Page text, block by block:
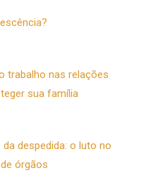
trabalho nas relações
sua família
despedida: o luto no
órgãos